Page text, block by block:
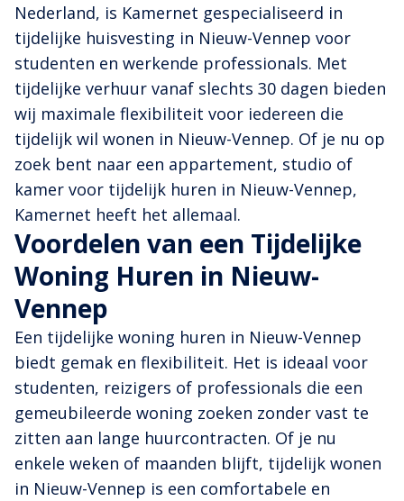
Nederland, is Kamernet gespecialiseerd in
tijdelijke huisvesting in Nieuw-Vennep voor
studenten en werkende professionals. Met
tijdelijke verhuur vanaf slechts 30 dagen bieden
wij maximale flexibiliteit voor iedereen die
tijdelijk wil wonen in Nieuw-Vennep. Of je nu op
zoek bent naar een appartement, studio of
kamer voor tijdelijk huren in Nieuw-Vennep,
Kamernet heeft het allemaal.
Voordelen van een Tijdelijke
Woning Huren in Nieuw-
Vennep
Een tijdelijke woning huren in Nieuw-Vennep
biedt gemak en flexibiliteit. Het is ideaal voor
studenten, reizigers of professionals die een
gemeubileerde woning zoeken zonder vast te
zitten aan lange huurcontracten. Of je nu
enkele weken of maanden blijft, tijdelijk wonen
in Nieuw-Vennep is een comfortabele en